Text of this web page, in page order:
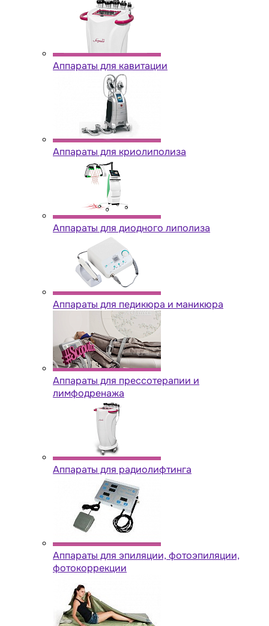
Аппараты для кавитации
Аппараты для криолиполиза
Аппараты для диодного липолиза
Аппараты для педикюра и маникюра
Аппараты для прессотерапии и
лимфодренажа
Аппараты для радиолифтинга
Аппараты для эпиляции, фотоэпиляции,
фотокоррекции